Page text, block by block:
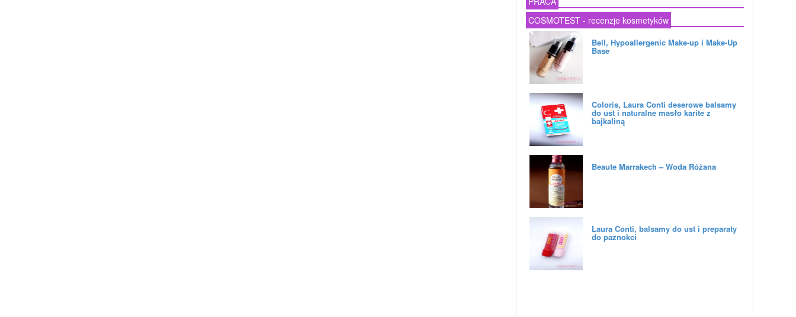
COSMOTEST - recenzje kosmetyków
Bell, Hypoallergenic Make-up i Make-Up
Base
Coloris, Laura Conti deserowe balsamy
do ust i naturalne masło karite z
bajkaliną
Beaute Marrakech – Woda Różana
Laura Conti, balsamy do ust i preparaty
do paznokci